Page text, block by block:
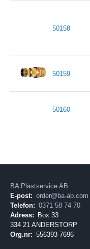
50158
50159
50160
BA Plastservice AB
E-post: order@ba-ab.com
Telefon: 0371 58 74 70
Adress:
Box 33
334 21 ANDERSTORP
Org.nr: 556393-7696